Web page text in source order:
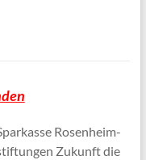
Rosenheim-
Zukunft die